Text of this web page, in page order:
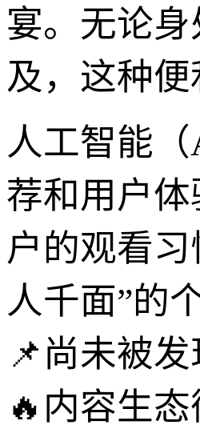
宴。无论
及，这种
人工智能
荐和用户
户的观看
人千面”的
📌尚未被
🔥内容生态